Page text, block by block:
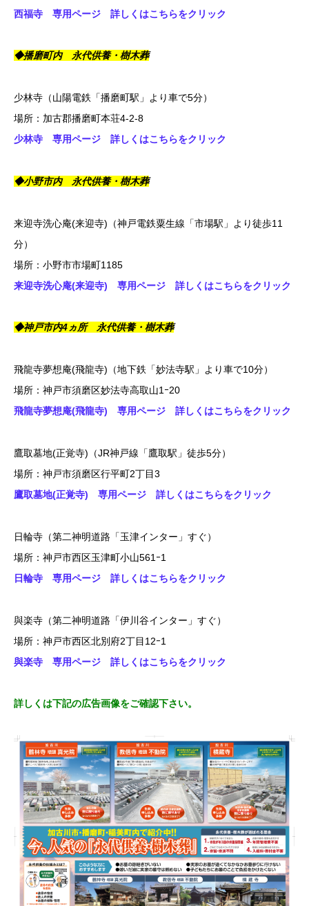
西福寺 専用ページ 詳しくはこちらをクリック
◆播磨町内 永代供養・樹木葬
少林寺（山陽電鉄「播磨町駅」より車で5分）
場所：加古郡播磨町本荘4‐2‐8
少林寺 専用ページ 詳しくはこちらをクリック
◆小野市内 永代供養・樹木葬
来迎寺洗心庵(来迎寺)（神戸電鉄粟生線「市場駅」より徒歩11
分）
場所：小野市市場町1185
来迎寺洗心庵(来迎寺) 専用ページ 詳しくはこちらをクリック
◆神戸市内4ヵ所 永代供養・樹木葬
飛龍寺夢想庵(飛龍寺)（地下鉄「妙法寺駅」より車で10分）
場所：神戸市須磨区妙法寺高取山1ｰ20
飛龍寺夢想庵(飛龍寺) 専用ページ 詳しくはこちらをクリック
鷹取墓地(正覚寺)（JR神戸線「鷹取駅」徒歩5分）
場所：神戸市須磨区行平町2丁目3
鷹取墓地(正覚寺) 専用ページ 詳しくはこちらをクリック
日輪寺（第二神明道路「玉津インター」すぐ）
場所：神戸市西区玉津町小山561ｰ1
日輪寺 専用ページ 詳しくはこちらをクリック
與楽寺（第二神明道路「伊川谷インター」すぐ）
場所：神戸市西区北別府2丁目12ｰ1
與楽寺 専用ページ 詳しくはこちらをクリック
詳しくは下記の広告画像をご確認下さい。